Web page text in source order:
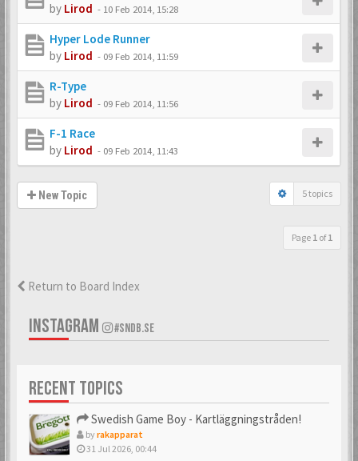
by Lirod - 10 Feb 2014, 15:28
Hyper Lode Runner
by Lirod - 09 Feb 2014, 11:59
R-Type
by Lirod - 09 Feb 2014, 11:56
F-1 Race
by Lirod - 09 Feb 2014, 11:43
New Topic 5 topics
Page 1 of1
Return to Board Index
INSTAGRAM #SNDB.SE
RECENT TOPICS
Swedish Game Boy - Kartläggningstråden!
byrakapparat
31 Jul 2026, 00:44